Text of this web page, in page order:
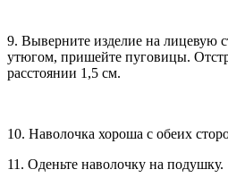
9. Выверните изделие на лицевую
утюгом, пришейте пуговицы.
расстоянии 1,5 см.
10. Наволочка хороша с обеих
11. Оденьте наволочку на подушку.